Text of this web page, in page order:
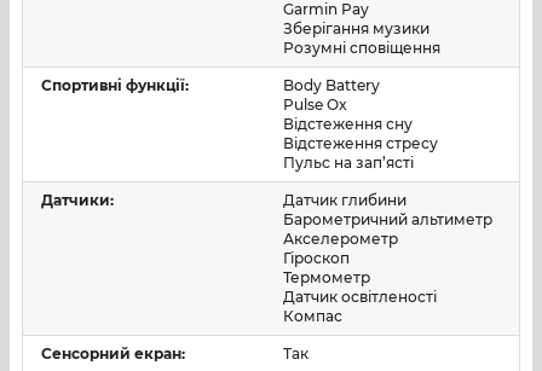
занурення та до 15 годин у режимі занурення з
повітряною інтеграцією. Для моделі з AMOLED-
дисплеєм, повноцінною навігацією, картографією та
розвиненим дайвінг-функціоналом це справді
сильний показник, який робить пристрій зручним і в
повсякденному використанні, і під час поїздок.
Garmin Descent Mk3i 43 мм DLC Titanium Carbon Grey -
це сильне рішення для тих, хто шукає сучасний
смартгодинник Garmin, надійний комп’ютер для
дайвінгу, точну навігацію та преміальне виконання в
компактному форматі. Модель поєднує технічну
глибину серії Descent, сучасний функціонал і сильну
щоденну практичність, тому впевнено займає своє
Garmin Pay
Зберігання музики
Розумні сповіщення
Спортивні функції:
Body Battery
Pulse Ox
Відстеження сну
Відстеження стресу
Пульс на зап’ясті
Датчики:
Датчик глибини
Барометричний альтиметр
Акселерометр
Гіроскоп
Термометр
Датчик освітленості
Компас
Сенсорний екран: Так